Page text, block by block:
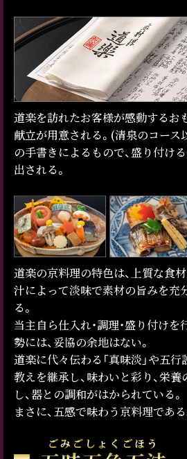
道楽を訪れたお客様が感動するお
献立が用意される。(清泉のコー
の手書きによるもので、盛り付け
出される。
道楽の京料理の特色は、上質な食
汁によって淡味で素材の旨みを充
る。
当主自ら仕入れ・調理・盛り付け
勢には、妥協の余地はない。
道楽に代々伝わる「真味淡」や五行
教えを継承し、味わいと彩り、栄
し、器との調和がはかられている。
まさに、五感で味わう京料理である